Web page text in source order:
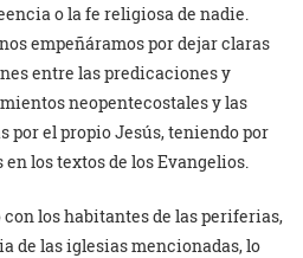
o la fe religiosa de nadie.
empeñáramos por dejar claras
entre las predicaciones y
neopentecostales y las
por el propio Jesús, teniendo por
los textos de los Evangelios.
los habitantes de las periferias,
de las iglesias mencionadas, lo